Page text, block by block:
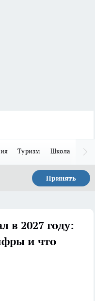
Туризм Школа
Принять
в 2027 году:
и что